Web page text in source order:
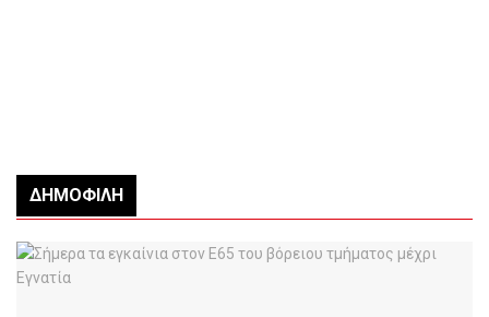
ΔΗΜΟΦΙΛΉ